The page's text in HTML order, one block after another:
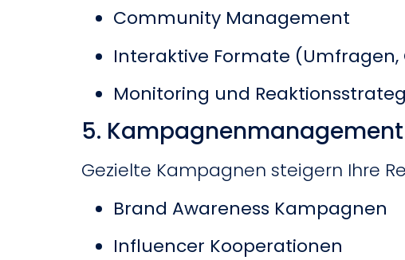
Community Management
Interaktive Formate (Umfragen,
Monitoring und
5.
Gezielte Kampagnen steigern Ihre
Brand Awareness Kampagnen
Influencer Kooperationen